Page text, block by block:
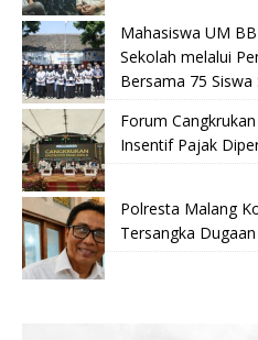
Mahasiswa UM
Sekolah melalui
Bersama 75
Forum
Insentif Pajak
Polresta Malang
Tersangka